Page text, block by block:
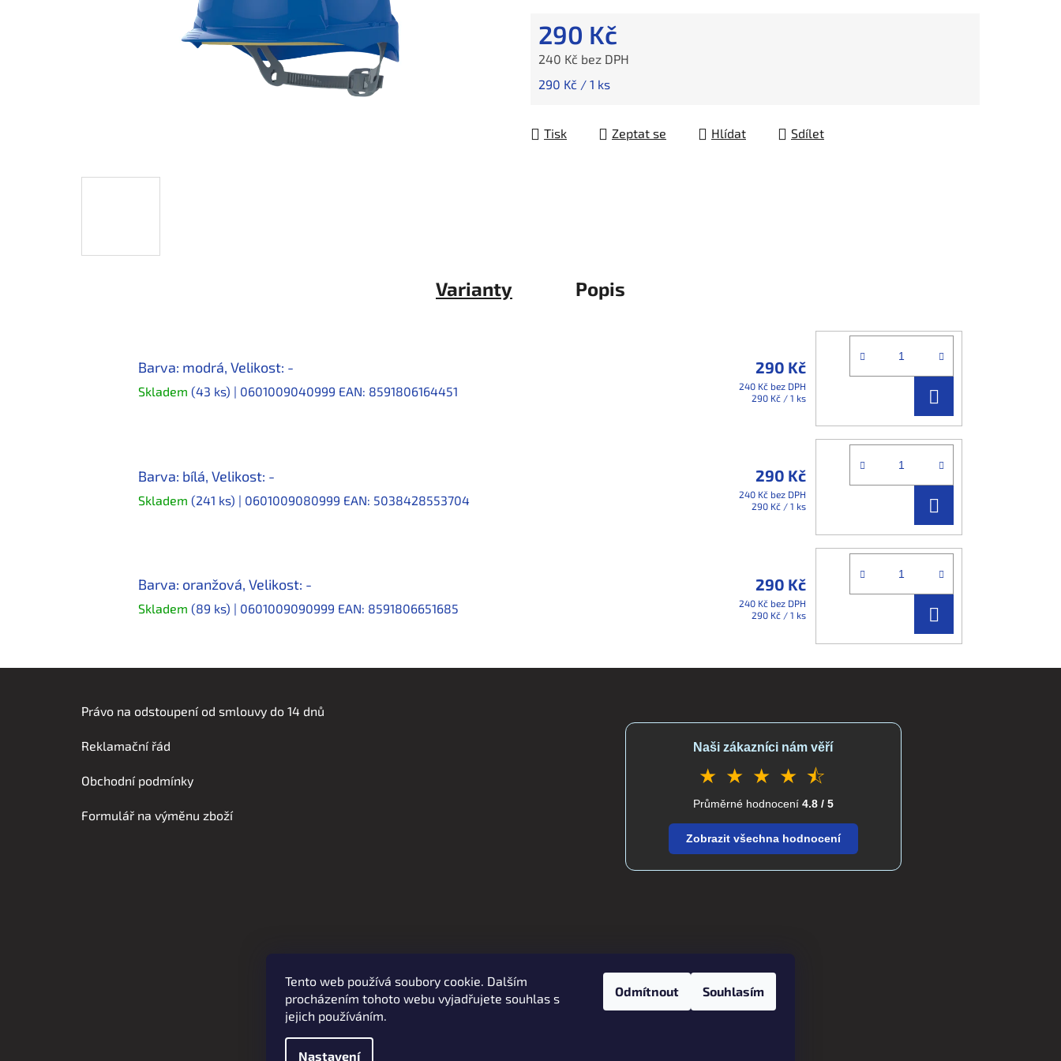
Tento web používá soubory cookie. Dalším
procházením tohoto webu vyjadřujete souhlas s
jejich používáním.
Nastavení
Odmítnout Souhlasím
290 Kč
240 Kč bez DPH
Měrná cena:
290 Kč / 1 ks
Tisk Zeptat se Hlídat Sdílet
Varianty Popis
Barva: modrá, Velikost: -
Skladem (43 ks) | 0601009040999 EAN: 8591806164451
290 Kč
240 Kč bez DPH
Měrná
290 Kč / 1 ks
KOŠÍKU
Barva: bílá, Velikost: -
Skladem (241 ks) | 0601009080999 EAN: 5038428553704
290 Kč
240 Kč bez DPH
Měrná
290 Kč / 1 ks
KOŠÍKU
Barva: oranžová, Velikost: -
Skladem (89 ks) | 0601009090999 EAN: 8591806651685
290 Kč
240 Kč bez DPH
Měrná
290 Kč / 1 ks
KOŠÍKU
Právo na odstoupení od smlouvy do 14 dnů
Reklamační řád
Obchodní podmínky
Formulář na výměnu zboží
Naši zákazníci nám věří
★ ★ ★ ★ ⯪
Průměrné hodnocení 4.8 / 5
Zobrazit všechna hodnocení
Zboží.cz Heureka.cz verdatex.cz